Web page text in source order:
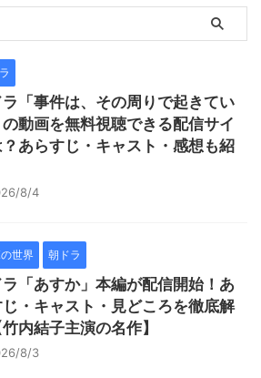
「事件は、その周りで起きてい
動画を無料視聴できる配信サイ
？あらすじ・キャスト・感想も紹
8/4
世界 朝ドラ
「あすか」本編が配信開始！あ
じ・キャスト・見どころを徹底解
内結子主演の名作】
8/3